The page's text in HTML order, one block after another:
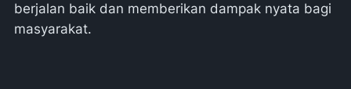
berjalan baik dan memberikan dampak nyata bagi
masyarakat.